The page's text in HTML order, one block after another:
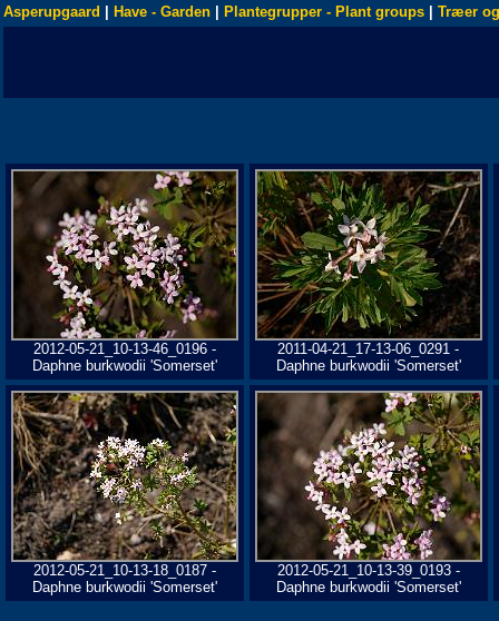
Asperupgaard Have - Garden Plantegrupper - Plant groups Træer
2012-05-21_10-13-46_0196 -
Daphne burkwodii 'Somerset'
2011-04-21_17-13-06_0291 -
Daphne burkwodii 'Somerset'
2012-05-21_10-13-18_0187 -
Daphne burkwodii 'Somerset'
2012-05-21_10-13-39_0193 -
Daphne burkwodii 'Somerset'